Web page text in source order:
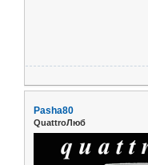
Pasha80
QuattroЛюб